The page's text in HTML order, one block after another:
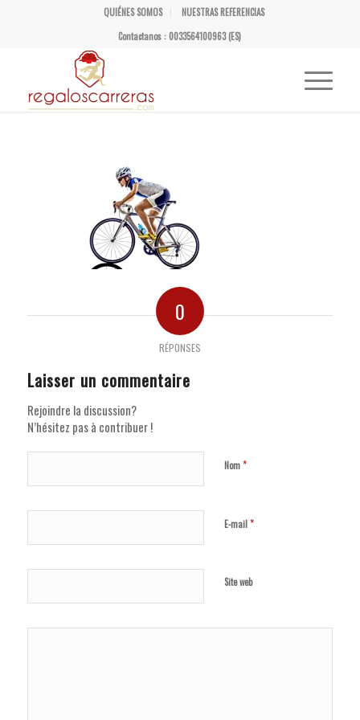
QUIÉNES SOMOS
NUESTRAS REFERENCIAS
Contactanos : 0033564100963 (ES)
0
RÉPONSES
Laisser un commentaire
Rejoindre la discussion?
N’hésitez pas à contribuer !
Nom*
E-mail*
Site web